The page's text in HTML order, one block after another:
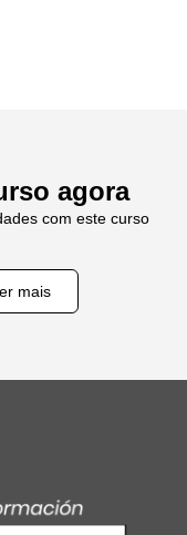
agora
com este curso
mais